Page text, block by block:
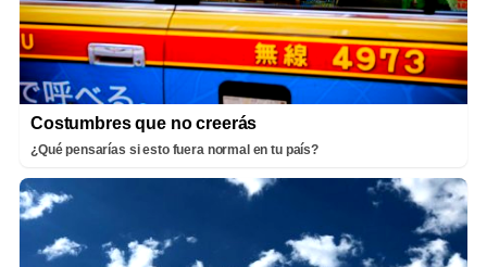
Costumbres que no creerás
¿Qué pensarías si esto fuera normal en tu país?